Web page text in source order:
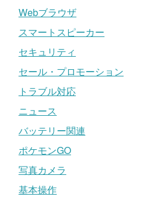
Webブラウザ
スマートスピーカー
セキュリティ
セール・プロモーション
トラブル対応
ニュース
バッテリー関連
ポケモンGO
写真カメラ
基本操作